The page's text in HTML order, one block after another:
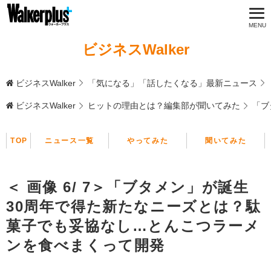
ビジネスWalker
ビジネスWalker 「気になる」「話したくなる」最新ニュース
ビジネスWalker ヒットの理由とは？編集部が聞いてみた 「
TOP ニュース一覧 やってみた 聞いてみた
＜ 画像 6/ 7＞「ブタメン」が誕生
30周年で得た新たなニーズとは？駄
菓子でも妥協なし…とんこつラーメ
ンを食べまくって開発